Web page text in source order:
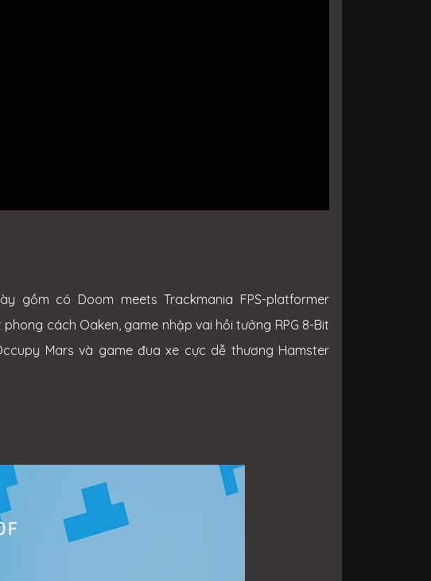
có Doom meets Trackmania FPS-platformer
cách Oaken, game nhập vai hồi tưởng RPG 8-Bit
Mars và game đua xe cực dễ thương Hamster